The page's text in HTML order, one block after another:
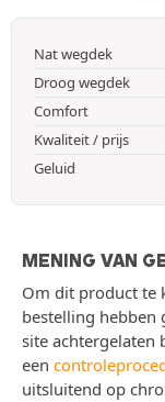
Nat wegdek
Droog wegdek
Comfort
Kwaliteit / prijs
Geluid
MENING VAN
Om dit product te
bestelling hebben
site achtergelaten
een
uitsluitend op